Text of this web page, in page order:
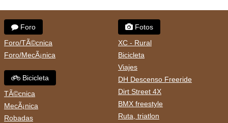
Foro
Foro/TÃ©cnica
Foro/MecÃ¡nica
Bicicleta
TÃ©cnica
MecÃ¡nica
Robadas
Fotos
XC - Rural
Bicicleta
Viajes
DH Descenso Freeride
Dirt Street 4X
BMX freestyle
Ruta, triatlon